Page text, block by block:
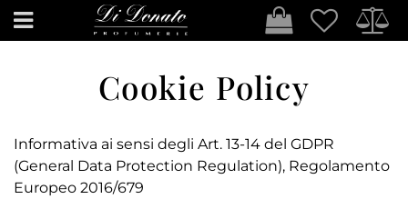
Open
Cookie Policy
Informativa ai sensi degli Art. 13-14 del GDPR
(General Data Protection Regulation), Regolamento
Europeo 2016/679